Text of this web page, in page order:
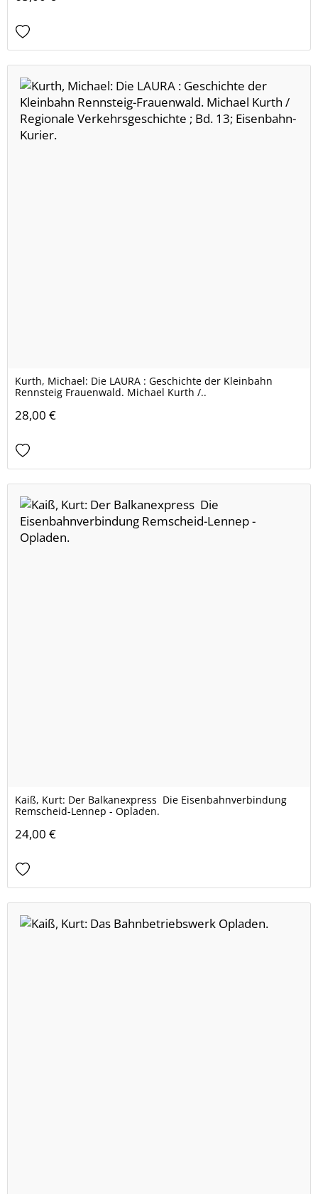
Kurth, Michael: Die LAURA : Geschichte der Kleinbahn
Rennsteig Frauenwald. Michael Kurth /..
28,00 €
Kaiß, Kurt: Der Balkanexpress  Die Eisenbahnverbindung
Remscheid-Lennep - Opladen.
24,00 €